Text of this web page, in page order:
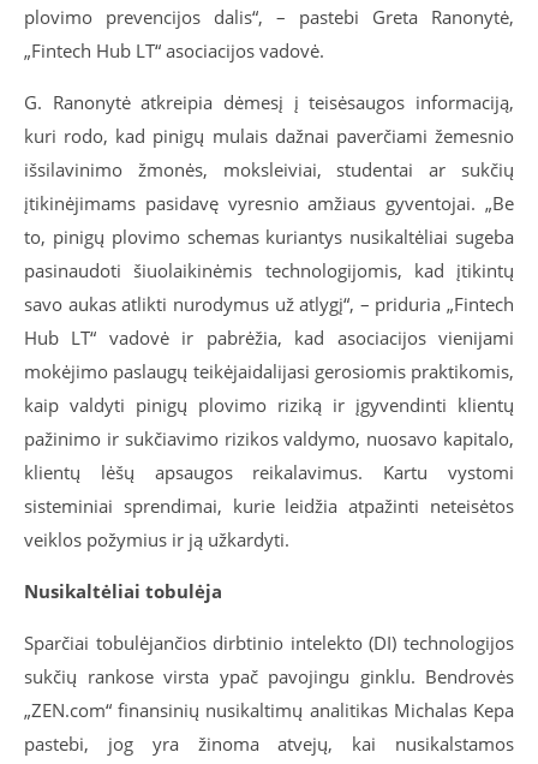
plovimo prevencijos dalis“, – pastebi Greta Ranonytė,
„Fintech Hub LT“ asociacijos vadovė.
G. Ranonytė atkreipia dėmesį į teisėsaugos informaciją,
kuri rodo, kad pinigų mulais dažnai paverčiami žemesnio
išsilavinimo žmonės, moksleiviai, studentai ar sukčių
įtikinėjimams pasidavę vyresnio amžiaus gyventojai. „Be
to, pinigų plovimo schemas kuriantys nusikaltėliai sugeba
pasinaudoti šiuolaikinėmis technologijomis, kad įtikintų
savo aukas atlikti nurodymus už atlygį“, – priduria „Fintech
Hub LT“ vadovė ir pabrėžia, kad asociacijos vienijami
mokėjimo paslaugų teikėjaidalijasi gerosiomis praktikomis,
kaip valdyti pinigų plovimo riziką ir įgyvendinti klientų
pažinimo ir sukčiavimo rizikos valdymo, nuosavo kapitalo,
klientų lėšų apsaugos reikalavimus. Kartu vystomi
sisteminiai sprendimai, kurie leidžia atpažinti neteisėtos
veiklos požymius ir ją užkardyti.
Nusikaltėliai tobulėja
Sparčiai tobulėjančios dirbtinio intelekto (DI) technologijos
sukčių rankose virsta ypač pavojingu ginklu. Bendrovės
„ZEN.com“ finansinių nusikaltimų analitikas Michalas Kepa
pastebi, jog yra žinoma atvejų, kai nusikalstamos